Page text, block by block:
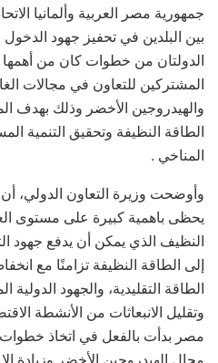
جمهورية مصر العربية وألمانيا
بين البلدين في تحفيز جهود الدخول
الدولتان من خطوات كان من أهمها
المشتركين للتعاون في مجالات
والهيدروجين الأخضر وذلك بهدف
الطاقة النظيفة وتحقيق التنمية
المناخي .
وأوضحت وزيرة التعاون الدولي،
يحظى باهمية كبيرة على مستوى
النظيف الذي يمكن أن يدفع جهود
إلى الطاقة النظيفة تزامنًا مع
الطاقة التقليدية، والجهود الدولية
وتقليل الانبعاثات من الأنشطة
مصر بدأت بالفعل في اتخاذ خطوات